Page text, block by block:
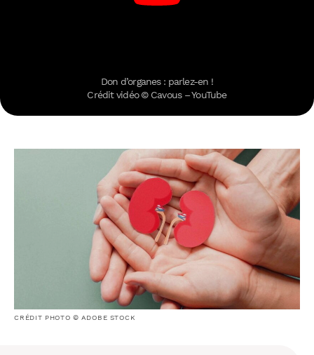
Don d’organes : parlez-en !
Crédit vidéo © Cavous – YouTube
CRÉDIT PHOTO © ADOBE STOCK